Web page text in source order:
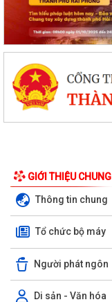
GIỚI THIỆU CHUNG
Thông tin chung
Tổ chức bộ máy
Người phát ngôn
Di sản - Văn hóa